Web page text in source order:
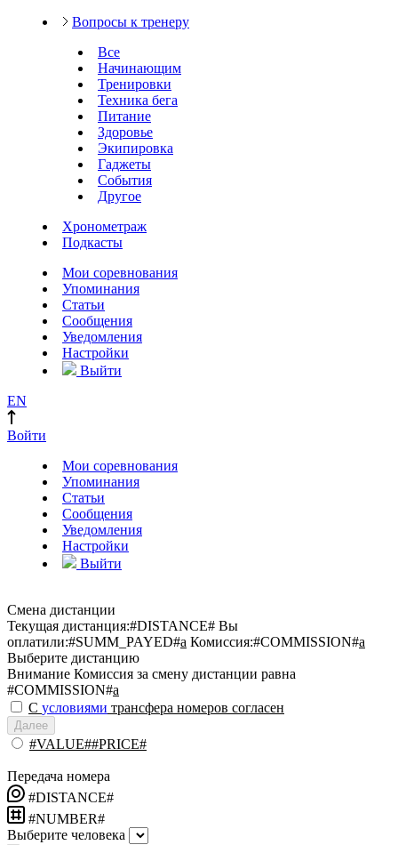
Вопросы к тренеру
Все
Начинающим
Тренировки
Техника бега
Питание
Здоровье
Экипировка
Гаджеты
События
Другое
Хронометраж
Подкасты
Мои соревнования
Упоминания
Статьи
Сообщения
Уведомления
Настройки
Выйти
EN
Войти
Мои соревнования
Упоминания
Статьи
Сообщения
Уведомления
Настройки
Выйти
Смена дистанции
Текущая дистанция:#DISTANCE# Вы
оплатили:#SUMM_PAYED#a Комиссия:#COMMISSION#a
Выберите дистанцию
Внимание Комиссия за смену дистанции равна
#COMMISSION#a
С условиями трансфера номеров согласен
Далее
#VALUE##PRICE#
Передача номера
#DISTANCE#
#NUMBER#
Выберите человека